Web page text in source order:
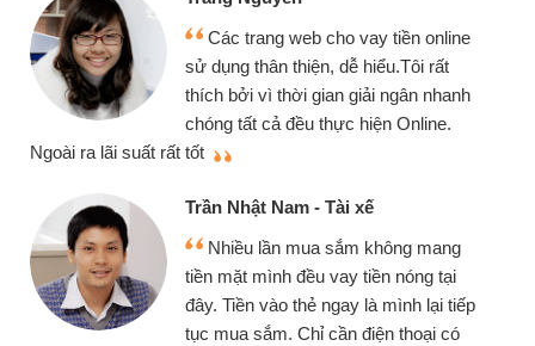
vay tiền online
hiểu.Tôi rất
ngân nhanh
hiện Online.
không mang
tiền nóng tại
là mình lại tiếp
điện thoại có
Mình cần tiền gấp nên
chiếc xe wave nhưng
gói vay tiền bằng CMND
cần gặp mặt nên rất tiện
thiệu cho bạn bè biết
Cấn Văn Lực - Tạp hóa
nhiều lúc cần vốn nhập
đến website qua bạn bè
đã giải quyết được công